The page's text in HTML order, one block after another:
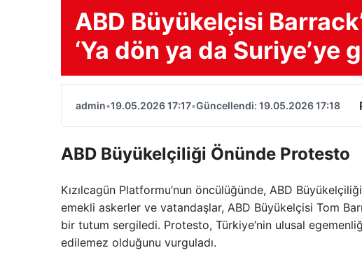
ABD Büyükelçisi
‘Ya dön ya da Suriye’ye
admin•19.05.2026 17:17•Güncellendi: 19.05.2026 17:18
ABD Büyükelçiliği Önünde Protesto
Kızılcagün Platformu’nun öncülüğünde, ABD
emekli askerler ve vatandaşlar, ABD Büyükelçisi Tom
bir tutum sergiledi. Protesto, Türkiye’nin ulusal
edilemez olduğunu vurguladı.